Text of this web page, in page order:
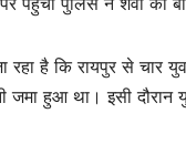
रहा है कि रायपुर से चार
हुआ था। इसी दौरान